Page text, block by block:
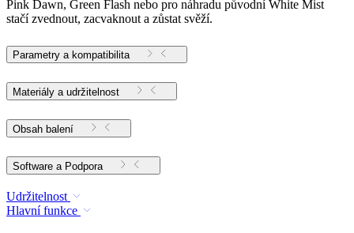
Pink Dawn, Green Flash nebo pro náhradu původní White Mist
stačí zvednout, zacvaknout a zůstat svěží.
Parametry a kompatibilita
Materiály a udržitelnost
Obsah balení
Software a Podpora
Udržitelnost
Hlavní funkce